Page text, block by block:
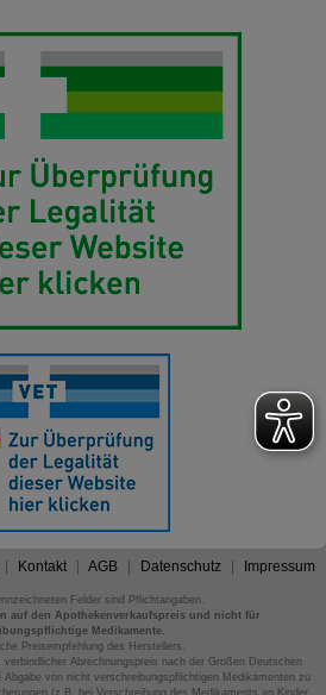
Kontakt AGB Datenschutz Impressum
Felder sind Pflichtangaben.
auf den Apothekenverkaufspreis und nicht für
Medikamente.
Preisempfehlung des Herstellers.
Abrechnungspreis nach der Großen Deutschen
von nicht verschreibungspflichtigen Medikamenten zu
(z.B. bei Verschreibung des Medikaments an Kinder